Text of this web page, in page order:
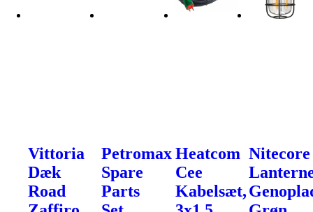
Vittoria
Dæk
Road
Petromax
Spare
Parts
Heatcom
Cee
Kabelsæt,
Nitecore